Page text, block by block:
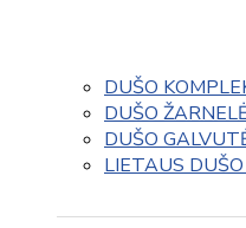
DUŠO
DUŠO
DUŠO
LIETAUS